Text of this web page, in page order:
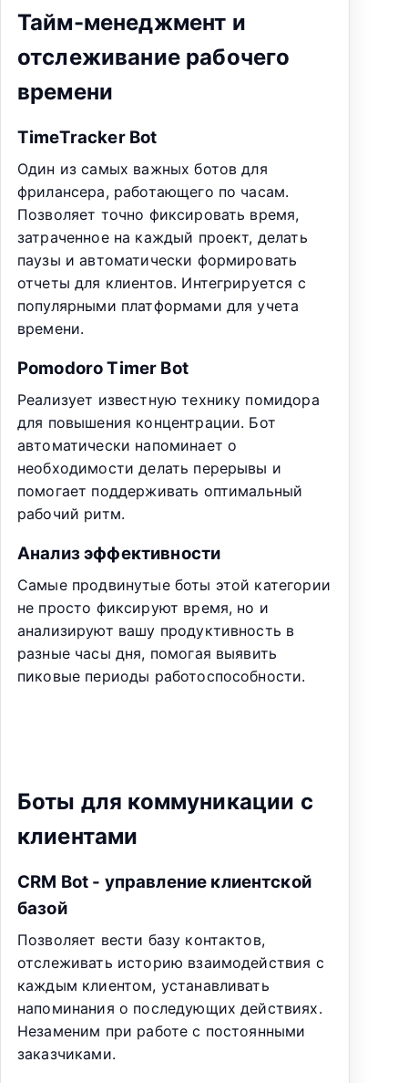
Тайм-менеджмент и
отслеживание рабочего
времени
TimeTracker Bot
Один из самых важных ботов для
фрилансера, работающего по часам.
Позволяет точно фиксировать время,
затраченное на каждый проект, делать
паузы и автоматически формировать
отчеты для клиентов. Интегрируется с
популярными платформами для учета
времени.
Pomodoro Timer Bot
Реализует известную технику помидора
для повышения концентрации. Бот
автоматически напоминает о
необходимости делать перерывы и
помогает поддерживать оптимальный
рабочий ритм.
Анализ эффективности
Самые продвинутые боты этой категории
не просто фиксируют время, но и
анализируют вашу продуктивность в
разные часы дня, помогая выявить
пиковые периоды работоспособности.
Боты для коммуникации с
клиентами
CRM Bot - управление клиентской
базой
Позволяет вести базу контактов,
отслеживать историю взаимодействия с
каждым клиентом, устанавливать
напоминания о последующих действиях.
Незаменим при работе с постоянными
заказчиками.